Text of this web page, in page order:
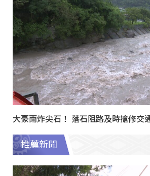
大豪雨炸尖石！ 落石阻路及時搶修交
推薦新聞